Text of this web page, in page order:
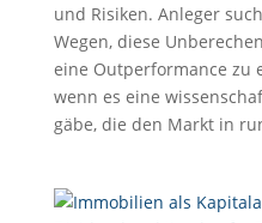
und Risiken. Anleger
Wegen, diese
eine Outperformance zu
wenn es eine
gäbe, die den Markt in